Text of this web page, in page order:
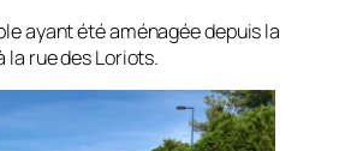
ayant été aménagée depuis la
la rue des Loriots.